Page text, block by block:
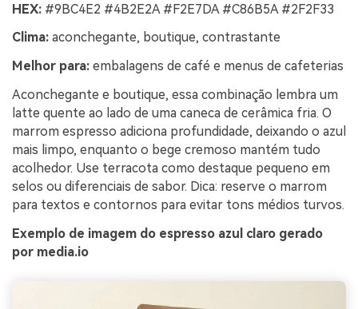
HEX: #9BC4E2 #4B2E2A #F2E7DA #C86B5A #2F2F33
Clima: aconchegante, boutique, contrastante
Melhor para: embalagens de café e menus de cafeterias
Aconchegante e boutique, essa combinação lembra um
latte quente ao lado de uma caneca de cerâmica fria. O
marrom espresso adiciona profundidade, deixando o azul
mais limpo, enquanto o bege cremoso mantém tudo
acolhedor. Use terracota como destaque pequeno em
selos ou diferenciais de sabor. Dica: reserve o marrom
para textos e contornos para evitar tons médios turvos.
Exemplo de imagem do espresso azul claro gerado
por media.io